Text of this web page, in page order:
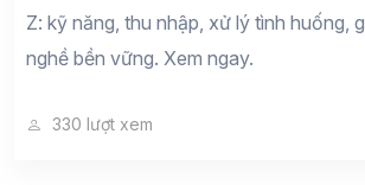
Z: kỹ năng, thu nhập, xử lý tình huống,
nghề bền vững. Xem ngay.
330 lượt xem